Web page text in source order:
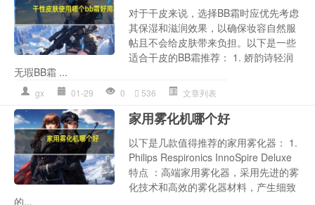
对于干皮来说，选择BB霜时应优先考虑
其保湿和滋润效果，以确保妆容自然服
帖且不会给皮肤带来负担。以下是一些
适合干皮的BB霜推荐： 1. 娇韵诗轻润
无瑕BB霜 ...
gx 01-29 0 536 文章列表
家用雾化机哪个好
以下是几款值得推荐的家用雾化器： 1.
Philips Respironics InnoSpire Deluxe
特点 ：高端家用雾化器，采用先进的雾
化技术和高效的雾化器材料，产生细致
的...